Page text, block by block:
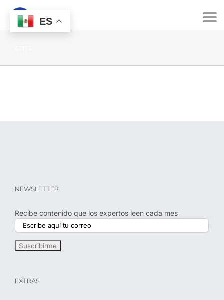
NEWSLETTER
Recibe contenido que los expertos leen cada mes
EXTRAS
ES